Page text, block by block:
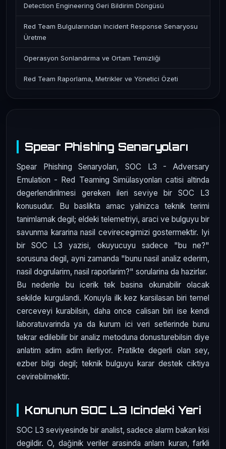
Spear Phishing Senaryoları
Spear Phishing Senaryoları, SOC L3 - Adversary
Emulation - Red Teaming Simülasyonları catisi altinda
degerlendirilmesi gereken ileri seviye bir SOC L3
konusudur. Bu baslikta amac yalnizca teknik terimi
tanimlamak degil; eldeki telemetriyi, araci ve bulguyu bir
savunma kararina nasil cevirecegimizi gostermektir. Iyi
bir SOC L3 yazisi, okuyucuyu sadece "bu ne?"
sorusuna degil, ayni zamanda "bunu nasil analiz ederim,
nasil dogrularim, nasil raporlarim?" sorularina da hazirlar.
Bu nedenle bu icerik tek basina okunabilir olacak
sekilde kurgulandi. Konuyla ilk kez karsilasan biri temel
cerceveyi kurabilsin, daha once calisan biri ise kendi
laboratuvarinda ya da kurum ici veri setlerinde bunu
tekrar edilebilir bir analiz metoduna donusturebilsin diye
anlatim adim adim ilerliyor. Pratikte degerli olan sey,
ezber bilgi degil; teknik bulguyu karar destek ciktiya
cevirebilmektir.
Konunun SOC L3 Icindeki Yeri
SOC L3 seviyesinde bir analist, sadece alarm bakan kisi
degildir. O, dağinik veriler arasinda anlam kuran, farkli
Detection Engineering Geri Bildirim Döngüsü
Red Team Bulgularından Incident Response Senaryosu
Üretme
Operasyon Sonlandırma ve Ortam Temizliği
Red Team Raporlama, Metrikler ve Yönetici Özeti